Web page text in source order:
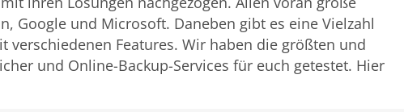
Google und Microsoft. Daneben gibt es eine Vielzahl
verschiedenen Features. Wir haben die größten und
und Online-Backup-Services für euch getestet. Hier